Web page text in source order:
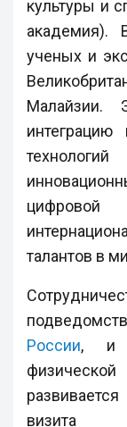
культуры и
академия).
ученых и
Малайзии.
интеграцию
цифровой
талантов в
России, и
визита